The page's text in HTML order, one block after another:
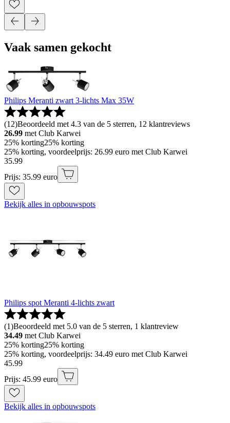
Vaak samen gekocht
Philips Meranti zwart 3-lichts Max 35W
(12)Beoordeeld met 4.3 van de 5 sterren, 12 klantreviews
26.99 met Club Karwei
25% korting25% korting
25% korting, voordeelprijs: 26.99 euro met Club Karwei
35.99
Prijs: 35.99 euro
Bekijk alles in opbouwspots
Philips spot Meranti 4-lichts zwart
(1)Beoordeeld met 5.0 van de 5 sterren, 1 klantreview
34.49 met Club Karwei
25% korting25% korting
25% korting, voordeelprijs: 34.49 euro met Club Karwei
45.99
Prijs: 45.99 euro
Bekijk alles in opbouwspots